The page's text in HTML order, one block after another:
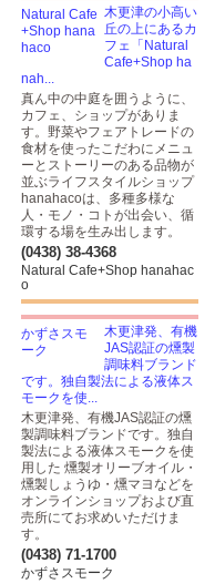
木更津の小高い
丘の上にあるカ
フェ「Natural
Cafe+Shop ha
nah...
真ん中の中庭を囲うように、
カフェ、ショップがありま
す。野菜やフェアトレードの
食材を使ったこだわにメニュ
ーとストーリーのある品物が
並ぶライフスタイルショップ
hanahacoは、多種多様な
人・モノ・コトが出会い、循
環する場を生み出します。
(0438) 38-4368
Natural Cafe+Shop hanahac
o
木更津発、有機
JAS認証の燻製
調味料ブランド
です。独自製法による液体ス
モークを使...
木更津発、有機JAS認証の燻
製調味料ブランドです。独自
製法による液体スモークを使
用した 燻製オリーブオイル・
燻製しょうゆ・燻マヨなどを
オンラインショップおよび直
売所にてお求めいただけま
す。
(0438) 71-1700
かずさスモーク